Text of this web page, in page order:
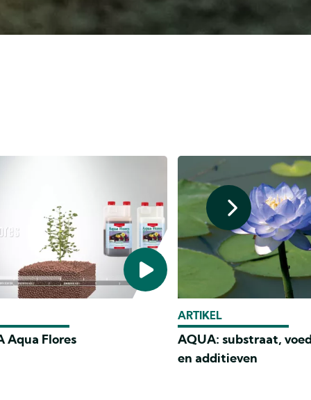
Aqua Flores
ARTIKEL
AQUA: substraat,
en additieven